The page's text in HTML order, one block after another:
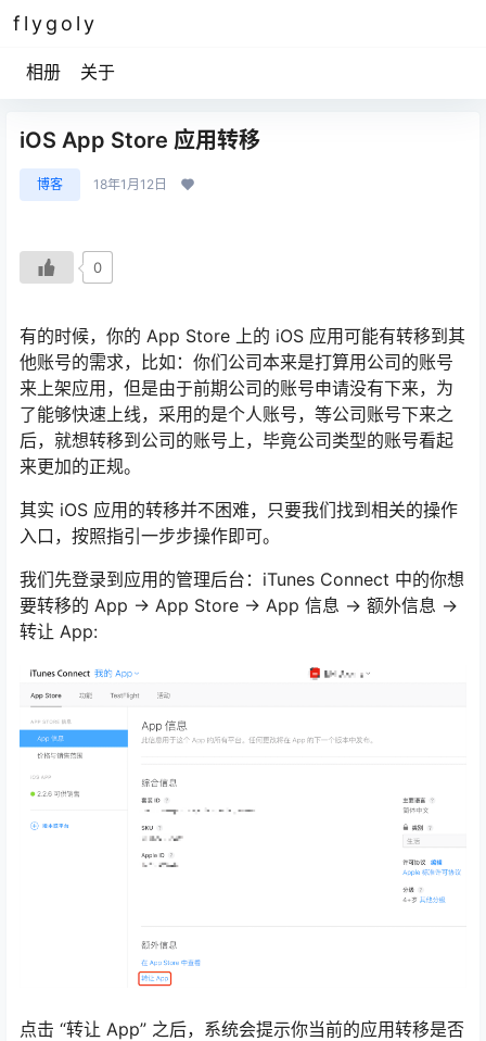
flygoly
相册 关于
iOS App Store 应用转移
博客 18年1月12日
0
有的时候，你的 App Store 上的 iOS 应用可能有转移到其
他账号的需求，比如：你们公司本来是打算用公司的账号
来上架应用，但是由于前期公司的账号申请没有下来，为
了能够快速上线，采用的是个人账号，等公司账号下来之
后，就想转移到公司的账号上，毕竟公司类型的账号看起
来更加的正规。
其实 iOS 应用的转移并不困难，只要我们找到相关的操作
入口，按照指引一步步操作即可。
我们先登录到应用的管理后台：iTunes Connect 中的你想
要转移的 App -> App Store -> App 信息 -> 额外信息 ->
转让 App:
点击 “转让 App” 之后，系统会提示你当前的应用转移是否